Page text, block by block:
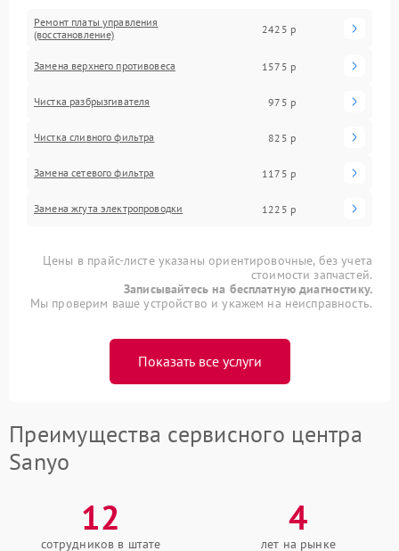
Ремонт платы управления
(восстановление)
2425 р
Замена верхнего противовеса 1575 р
Чистка разбрызгивателя 975 р
Чистка сливного фильтра 825 р
Замена сетевого фильтра 1175 р
Замена жгута электропроводки 1225 р
Цены в прайс-листе указаны ориентировочные, без учета
стоимости запчастей.
Записывайтесь на бесплатную диагностику.
Мы проверим ваше устройство и укажем на неисправность.
Показать все услуги
Преимущества сервисного центра
Sanyo
12
сотрудников в штате
4
лет на рынке